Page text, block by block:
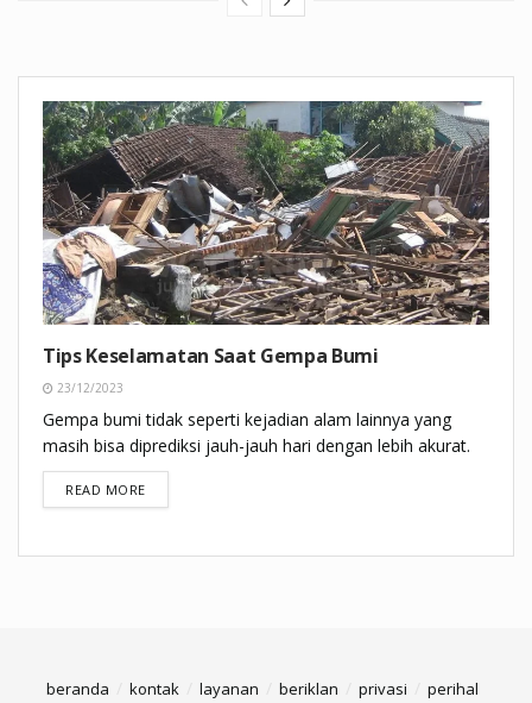
Tips Keselamatan Saat Gempa Bumi
23/12/2023
Gempa bumi tidak seperti kejadian alam lainnya yang
masih bisa diprediksi jauh-jauh hari dengan lebih akurat.
READ MOREDETAILS
beranda kontak layanan beriklan privasi perihal